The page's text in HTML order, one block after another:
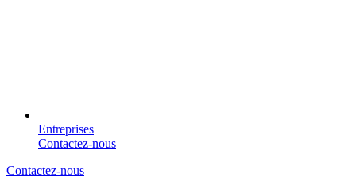
Entreprises
Contactez-nous
Contactez-nous